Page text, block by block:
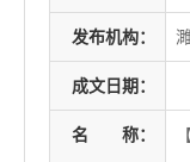
发布机构：
成文日期：
名 称：